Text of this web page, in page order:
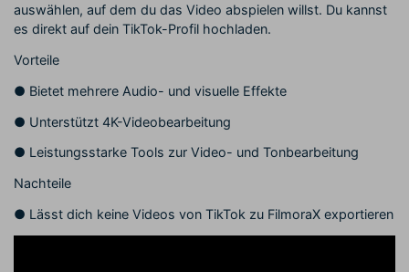
auswählen, auf dem du das Video abspielen willst. Du kannst
es direkt auf dein TikTok-Profil hochladen.
Vorteile
● Bietet mehrere Audio- und visuelle Effekte
● Unterstützt 4K-Videobearbeitung
● Leistungsstarke Tools zur Video- und Tonbearbeitung
Nachteile
● Lässt dich keine Videos von TikTok zu FilmoraX exportieren